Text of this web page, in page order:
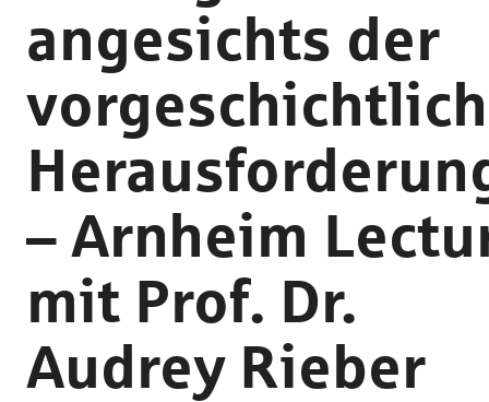
angesichts der
– Arnheim
mit Prof. Dr.
Audrey Rieber